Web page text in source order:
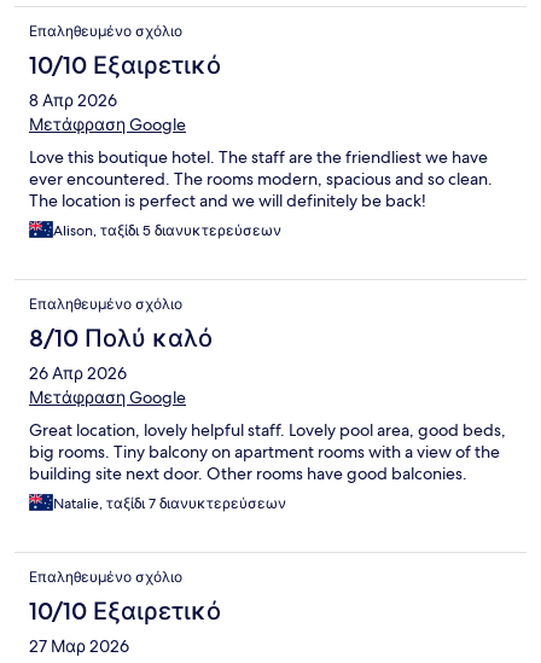
Επαληθευμένο σχόλιο
10/10 Εξαιρετικό
8 Απρ 2026
Μετάφραση Google
Love this boutique hotel. The staff are the friendliest we have
ever encountered. The rooms modern, spacious and so clean.
The location is perfect and we will definitely be back!
Alison, ταξίδι 5 διανυκτερεύσεων
Επαληθευμένο σχόλιο
8/10 Πολύ καλό
26 Απρ 2026
Μετάφραση Google
Great location, lovely helpful staff. Lovely pool area, good beds,
big rooms. Tiny balcony on apartment rooms with a view of the
building site next door. Other rooms have good balconies.
Natalie, ταξίδι 7 διανυκτερεύσεων
Επαληθευμένο σχόλιο
10/10 Εξαιρετικό
27 Μαρ 2026